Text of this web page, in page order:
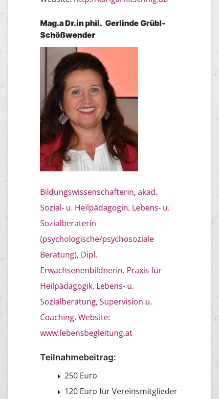
Mag.a Dr.in phil. Gerlinde Grübl-
Schößwender
Bildungswissenschafterin, akad.
Sozial- u. Heilpädagogin, Lebens- u.
Sozialberaterin
(psychologische/psychosoziale
Beratung), Dipl.
Erwachsenenbildnerin. Praxis für
Heilpädagogik, Lebens- u.
Sozialberatung, Supervision u.
Coaching. Website:
www.lebensbegleitung.at
Teilnahmebeitrag:
250 Euro
120 Euro für Vereinsmitglieder